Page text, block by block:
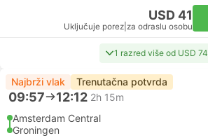
USD 41
Uključuje porez za odraslu osobu
1 razred više od USD 74
Najbrži vlak Trenutačna potvrda
09:57 12:12 2h 15m
Amsterdam Central
Groningen